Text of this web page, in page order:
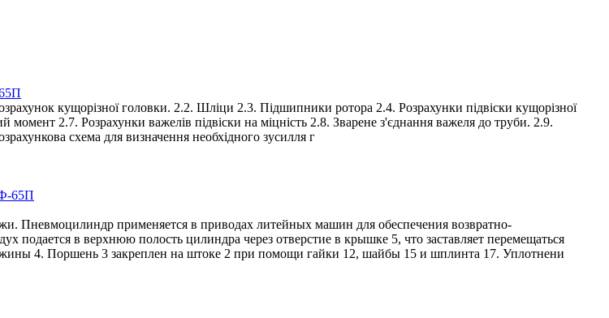
кущорізної головки. 2.2. Шліци 2.3. Підшипники ротора 2.4. Розрахунки підвіски кущорізної
2.7. Розрахунки важелів підвіски на міцність 2.8. Зварене з'єднання важеля до труби. 2.9.
схема для визначення необхідного зусилля г
применяется в приводах литейных машин для обеспечения возвратно-
подается в верхнюю полость цилиндра через отверстие в крышке 5, что заставляет перемещаться
4. Поршень 3 закреплен на штоке 2 при помощи гайки 12, шайбы 15 и шплинта 17. Уплотнени